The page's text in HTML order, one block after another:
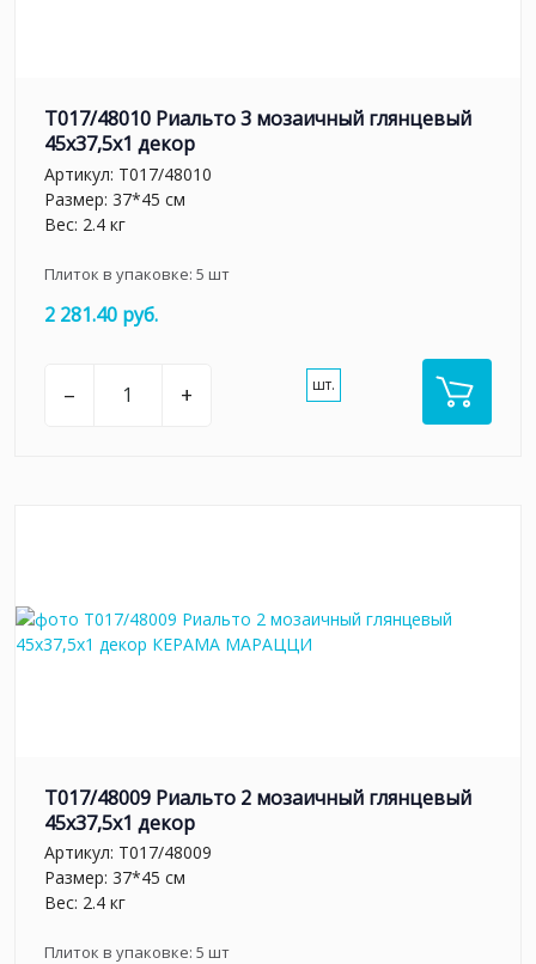
T017/48010 Риальто 3 мозаичный глянцевый
45x37,5x1 декор
Артикул: T017/48010
Размер: 37*45 см
Вес: 2.4 кг
Плиток в упаковке: 5 шт
2 281.40 руб.
– + шт.
T017/48009 Риальто 2 мозаичный глянцевый
45x37,5x1 декор
Артикул: T017/48009
Размер: 37*45 см
Вес: 2.4 кг
Плиток в упаковке: 5 шт